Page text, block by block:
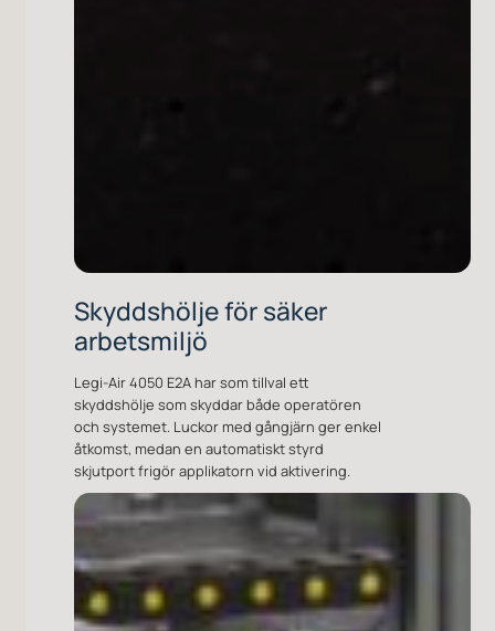
arbetsmiljö
Legi-Air 4050 E2A har som tillval ett
skyddshölje som skyddar både operatören
och systemet. Luckor med gångjärn ger enkel
åtkomst, medan en automatiskt styrd
skjutport frigör applikatorn vid aktivering.